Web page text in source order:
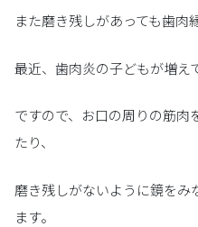
また磨き残しがあっても歯肉
最近、歯肉炎の子どもが増え
ですので、お口の周りの筋肉
たり、
磨き残しがないように鏡をみ
ます。